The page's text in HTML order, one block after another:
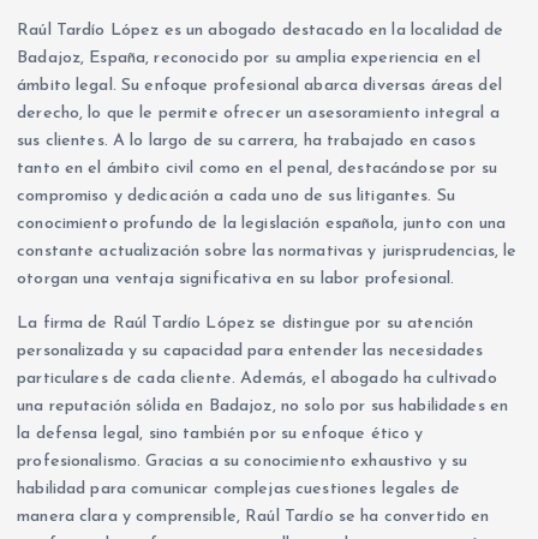
Raúl Tardío López es un abogado destacado en la localidad de
Badajoz, España, reconocido por su amplia experiencia en el
ámbito legal. Su enfoque profesional abarca diversas áreas del
derecho, lo que le permite ofrecer un asesoramiento integral a
sus clientes. A lo largo de su carrera, ha trabajado en casos
tanto en el ámbito civil como en el penal, destacándose por su
compromiso y dedicación a cada uno de sus litigantes. Su
conocimiento profundo de la legislación española, junto con una
constante actualización sobre las normativas y jurisprudencias, le
otorgan una ventaja significativa en su labor profesional.
La firma de Raúl Tardío López se distingue por su atención
personalizada y su capacidad para entender las necesidades
particulares de cada cliente. Además, el abogado ha cultivado
una reputación sólida en Badajoz, no solo por sus habilidades en
la defensa legal, sino también por su enfoque ético y
profesionalismo. Gracias a su conocimiento exhaustivo y su
habilidad para comunicar complejas cuestiones legales de
manera clara y comprensible, Raúl Tardío se ha convertido en